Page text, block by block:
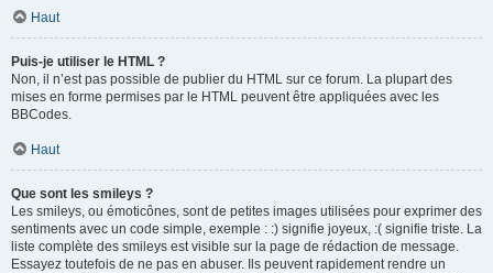
Haut
Puis-je utiliser le HTML ?
Non, il n’est pas possible de publier du HTML sur ce forum. La plupart des
mises en forme permises par le HTML peuvent être appliquées avec les
BBCodes.
Haut
Que sont les smileys ?
Les smileys, ou émoticônes, sont de petites images utilisées pour exprimer des
sentiments avec un code simple, exemple : :) signifie joyeux, :( signifie triste. La
liste complète des smileys est visible sur la page de rédaction de message.
Essayez toutefois de ne pas en abuser. Ils peuvent rapidement rendre un